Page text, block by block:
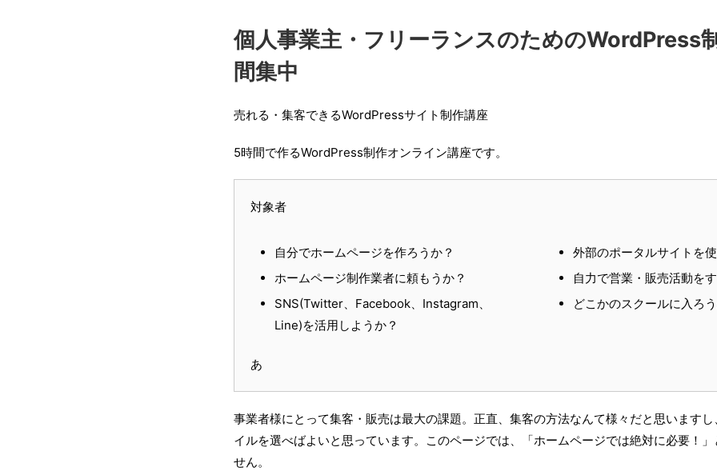
個人事業主・フリーランスのためのWordPress
間集中
売れる・集客できるWordPressサイト制作講座
5時間で作るWordPress制作オンライン講座です。
対象者
自分でホームページを作ろうか？
ホームページ制作業者に頼もうか？
SNS(Twitter、Facebook、Instagram、
Line)を活用しようか？
外部のポータルサイトを
自力で営業・販売活動を
どこかのスクールに入ろ
あ
事業者様にとって集客・販売は最大の課題。正直、集客の方法なんて様々だと思います
イルを選べばよいと思っています。このページでは、「ホームページでは絶対に必要！
せん。